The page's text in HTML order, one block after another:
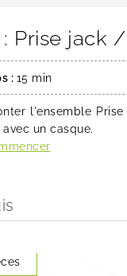
Prise jack
: 15 min
l'ensemble
un casque.